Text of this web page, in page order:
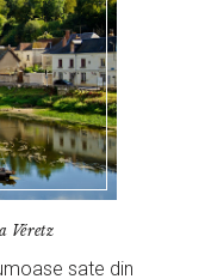
Véretz
sate din